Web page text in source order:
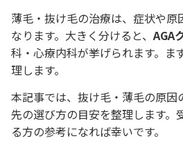
薄毛・抜け毛の治療は、症状や原
なります。大きく分けると、 AGA
科・心療内科が挙げられます。ま
理します。
本記事では、抜け毛・薄毛の原因
先の選び方の目安を整理します。
る方の参考になれば幸いです。